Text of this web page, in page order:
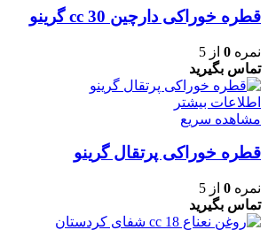
قطره خوراکی دارچین 30 cc گرینو
نمره 0 از 5
تماس بگیرید
اطلاعات بیشتر
مشاهده سریع
قطره خوراکی پرتقال گرینو
نمره 0 از 5
تماس بگیرید